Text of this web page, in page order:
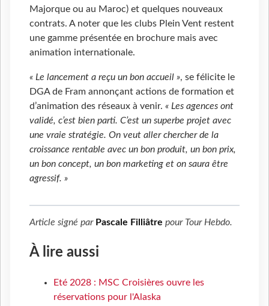
Majorque ou au Maroc) et quelques nouveaux
contrats. A noter que les clubs Plein Vent restent
une gamme présentée en brochure mais avec
animation internationale.
« Le lancement a reçu un bon accueil », se félicite le
DGA de Fram annonçant actions de formation et
d’animation des réseaux à venir. « Les agences ont
validé, c’est bien parti. C’est un superbe projet avec
une vraie stratégie. On veut aller chercher de la
croissance rentable avec un bon produit, un bon prix,
un bon concept, un bon marketing et on saura être
agressif. »
Article signé par Pascale Filliâtre pour Tour Hebdo.
À lire aussi
Eté 2028 : MSC Croisières ouvre les
réservations pour l'Alaska